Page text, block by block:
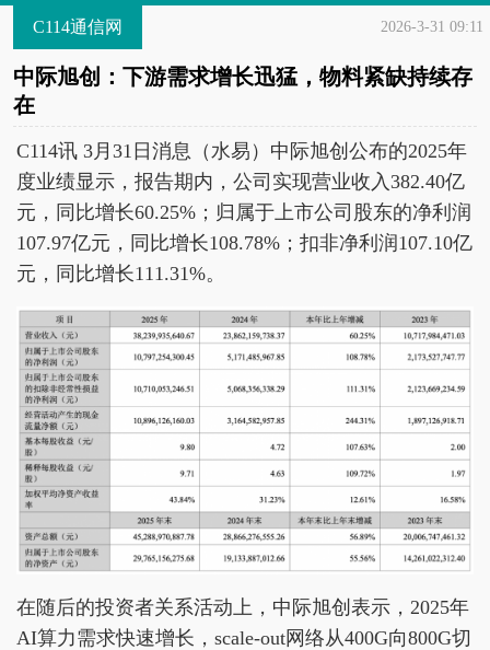
C114通信网 2026-3-31 09:11
中际旭创：下游需求增长迅猛，物料紧缺持续存
在
C114讯 3月31日消息（水易）中际旭创公布的2025年
度业绩显示，报告期内，公司实现营业收入382.40亿
元，同比增长60.25%；归属于上市公司股东的净利润
107.97亿元，同比增长108.78%；扣非净利润107.10亿
元，同比增长111.31%。
在随后的投资者关系活动上，中际旭创表示，2025年
AI算力需求快速增长，scale-out网络从400G向800G切